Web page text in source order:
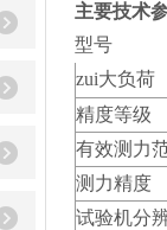
主要技术
型号
zui大负荷
精度等级
有效测力
测力精度
试验机分